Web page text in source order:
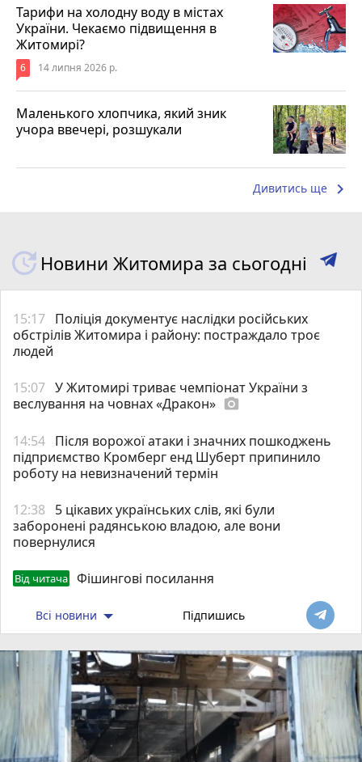
Тарифи на холодну воду в містах
України. Чекаємо підвищення в
Житомирі?
6 14 липня 2026 р.
Маленького хлопчика, який зник
учора ввечері, розшукали
Дивитись ще keyboard_arrow_right
Новини Житомира за сьогодні
15:17 Поліція документує наслідки російських
обстрілів Житомира і району: постраждало троє
людей
15:07 У Житомирі триває чемпіонат України з
веслування на човнах «Дракон» photo_camera
14:54 Після ворожої атаки і значних пошкоджень
підприємство Кромберг енд Шуберт припинило
роботу на невизначений термін
12:38
5 цікавих українських слів, які були
заборонені радянською владою, але вони
повернулися
Від читача Фішингові посилання
Всі новини Підпишись